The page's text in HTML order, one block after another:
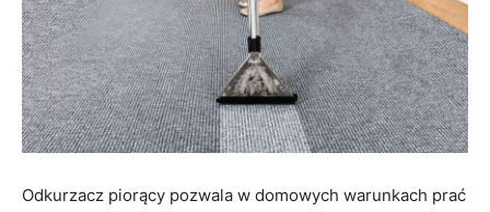
Odkurzacz piorący pozwala w domowych warunkach prać